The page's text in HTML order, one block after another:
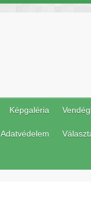
Képgaléria
Adatvédelem